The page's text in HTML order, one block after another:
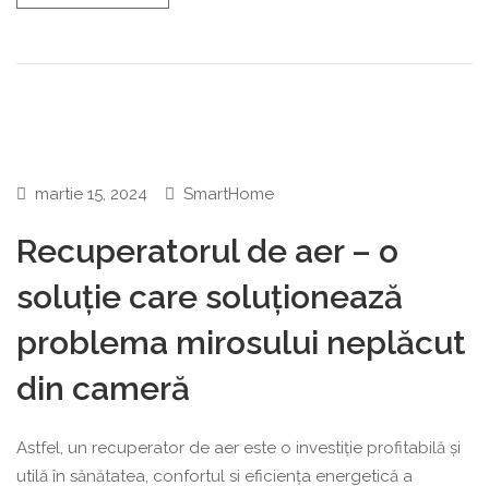
martie 15, 2024 SmartHome
Recuperatorul de aer – o
soluție care soluționează
problema mirosului neplăcut
din cameră
Astfel, un recuperator de aer este o investiție profitabilă și
utilă în sănătatea, confortul si eficiența energetică a